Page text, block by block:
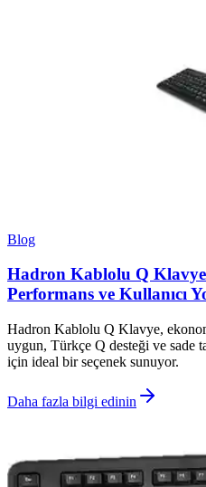
Blog
Hadron Kablolu Q Klavye
Performans ve Kullanıcı
Hadron Kablolu Q Klavye,
uygun, Türkçe Q desteği ve sade
için ideal bir seçenek sunuyor.
Daha fazla bilgi edinin